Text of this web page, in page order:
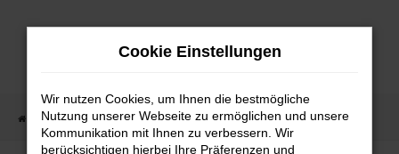
Zum
Startseite Fahrzeugangebote Fahrzeugmarkt
Cookie Einstellungen
Wir nutzen Cookies, um Ihnen die bestmögliche
Nutzung unserer Webseite zu ermöglichen und unsere
Kommunikation mit Ihnen zu verbessern. Wir
berücksichtigen hierbei Ihre Präferenzen und